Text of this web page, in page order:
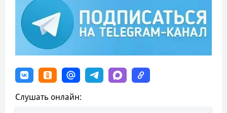
Слушать онлайн: